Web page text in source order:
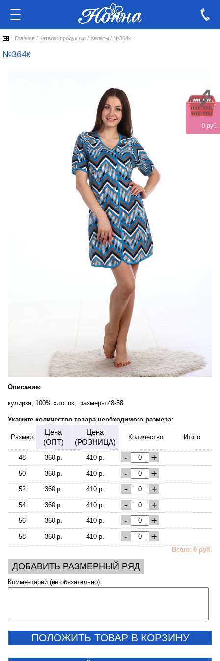
Главная / Каталог продукции / Халаты / №364к
№364к
Описание:
кулирка, 100% хлопок, размеры 48-58.
Укажите количество товаранеобходимого размера:
Размер
Цена
(ОПТ)
Цена
(РОЗНИЦА)
Количество Итого
48 360 р. 410 р. - +
50 360 р. 410 р. - +
52 360 р. 410 р. - +
54 360 р. 410 р. - +
56 360 р. 410 р. - +
58 360 р. 410 р. - +
Всего: 0 руб.
ДОБАВИТЬ РАЗМЕРНЫЙ РЯД
Комментарий (не обязательно):
ПОЛОЖИТЬ ТОВАР В КОРЗИНУ
0 руб.